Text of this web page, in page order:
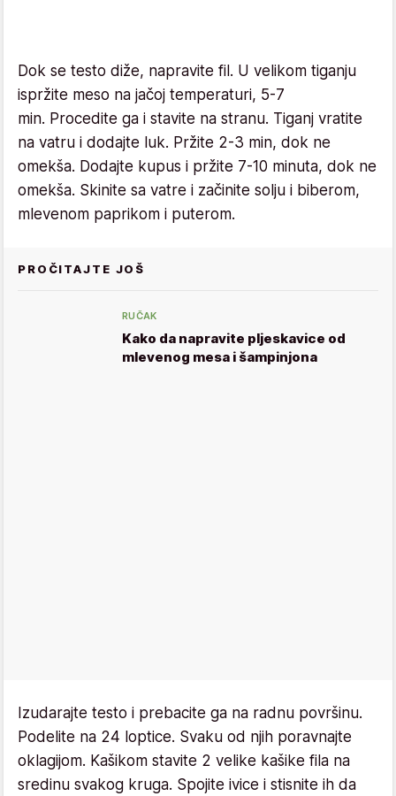
Dok se testo diže, napravite fil. U velikom tiganju
ispržite meso na jačoj temperaturi, 5-7
min. Procedite ga i stavite na stranu. Tiganj vratite
na vatru i dodajte luk. Pržite 2-3 min, dok ne
omekša. Dodajte kupus i pržite 7-10 minuta, dok ne
omekša. Skinite sa vatre i začinite solju i biberom,
mlevenom paprikom i puterom.
PROČITAJTE JOŠ
RUČAK
Kako da napravite pljeskavice od
mlevenog mesa i šampinjona
Izudarajte testo i prebacite ga na radnu površinu.
Podelite na 24 loptice. Svaku od njih poravnajte
oklagijom. Kašikom stavite 2 velike kašike fila na
sredinu svakog kruga. Spojite ivice i stisnite ih da